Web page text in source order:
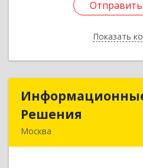
Отправить
Показать
Отправить
Решения
Москва